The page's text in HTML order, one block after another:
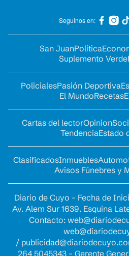
Seguinos en:
San JuanPolítica
Suplemento Verde
PolicialesPasión Deportiva
El MundoRecetas
Cartas del lectorOpinion
TendenciaEstado
ClasificadosInmuebles
Avisos Fúnebres y
Diario de Cuyo - Fecha de
Av. Alem Sur 1639. Esquina
Contacto:
/
264 5045343 - Gerente